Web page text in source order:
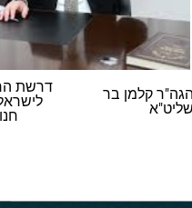
הרב יוסף מנדלוביץ